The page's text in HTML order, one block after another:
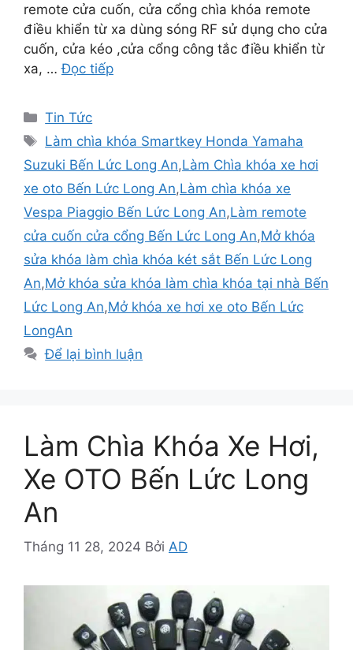
remote cửa cuốn, cửa cổng chìa khóa remote
điều khiển từ xa dùng sóng RF sử dụng cho cửa
cuốn, cửa kéo ,cửa cổng công tắc điều khiển từ
xa, …Đọc tiếp
Tin Tức
Làm chìa khóa Smartkey Honda Yamaha
Suzuki Bến Lức Long An,Làm Chìa khóa xe hơi
xe oto Bến Lức Long An,Làm chìa khóa xe
Vespa Piaggio Bến Lức Long An,Làm remote
cửa cuốn cửa cổng Bến Lức Long An,Mở khóa
sửa khóa làm chìa khóa két sắt Bến Lức Long
An,Mở khóa sửa khóa làm chìa khóa tại nhà Bến
Lức Long An,Mở khóa xe hơi xe oto Bến Lức
LongAn
Để lại bình luận
Làm Chìa Khóa Xe Hơi,
Xe OTO Bến Lức Long
An
Tháng 11 28, 2024 Bởi AD